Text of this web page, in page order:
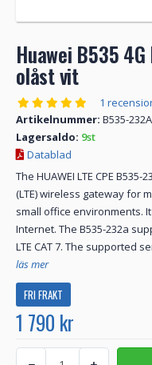
Huawei B535
olåst vit
1
Artikelnummer: B535-232A
Lagersaldo: 9st
Datablad
The HUAWEI LTE CPE
(LTE) wireless gateway for
small office environments.
Internet. The B535-232a
LTE CAT 7. The supported
läs mer
FRI FRAKT
1 790 kr